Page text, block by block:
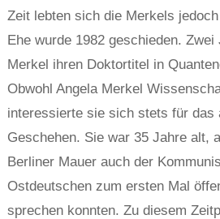
Zeit lebten sich die Merkels
Ehe wurde 1982 geschieden.
Merkel ihren Doktortitel in
Obwohl Angela Merkel
interessierte sie sich stets für das
Geschehen. Sie war 35 Jahre alt,
Berliner Mauer auch der
Ostdeutschen zum ersten Mal
sprechen konnten. Zu diesem